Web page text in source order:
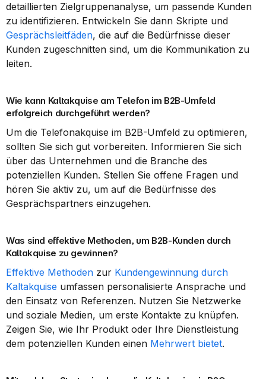
detaillierten Zielgruppenanalyse, um passende Kunden
Gesprächsleitfäden, die auf die Bedürfnisse dieser
Kunden zugeschnitten sind, um die Kommunikation zu
leiten.
Wie kann Kaltakquise am Telefon im B2B-Umfeld
erfolgreich durchgeführt werden?
Um die Telefonakquise im B2B-Umfeld zu optimieren,
sollten Sie sich gut vorbereiten. Informieren Sie sich
über das Unternehmen und die Branche des
potenziellen Kunden. Stellen Sie offene Fragen und
hören Sie aktiv zu, um auf die Bedürfnisse des
Gesprächspartners einzugehen.
Was sind effektive Methoden, um B2B-Kunden durch
Kaltakquise zu gewinnen?
Effektive Methoden zur Kundengewinnung durch
Kaltakquise umfassen personalisierte Ansprache und
den Einsatz von Referenzen. Nutzen Sie Netzwerke
und soziale Medien, um erste Kontakte zu knüpfen.
Zeigen Sie, wie Ihr Produkt oder Ihre Dienstleistung
dem potenziellen Kunden einen Mehrwert bietet.